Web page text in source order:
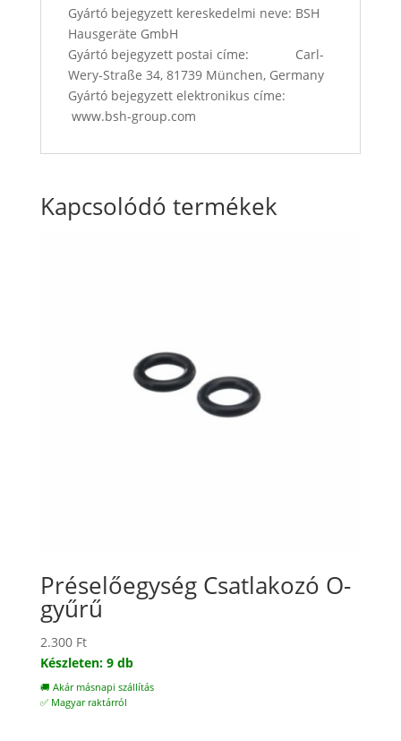
Gyártó bejegyzett kereskedelmi neve: BSH
Hausgeräte GmbH
Gyártó bejegyzett postai címe: Carl-
Wery-Straße 34, 81739 München, Germany
Gyártó bejegyzett elektronikus címe:
www.bsh-group.com
Kapcsolódó termékek
Préselőegység Csatlakozó O-
gyűrű
2.300 Ft
Készleten: 9 db
🚚 Akár másnapi szállítás
✅ Magyar raktárról